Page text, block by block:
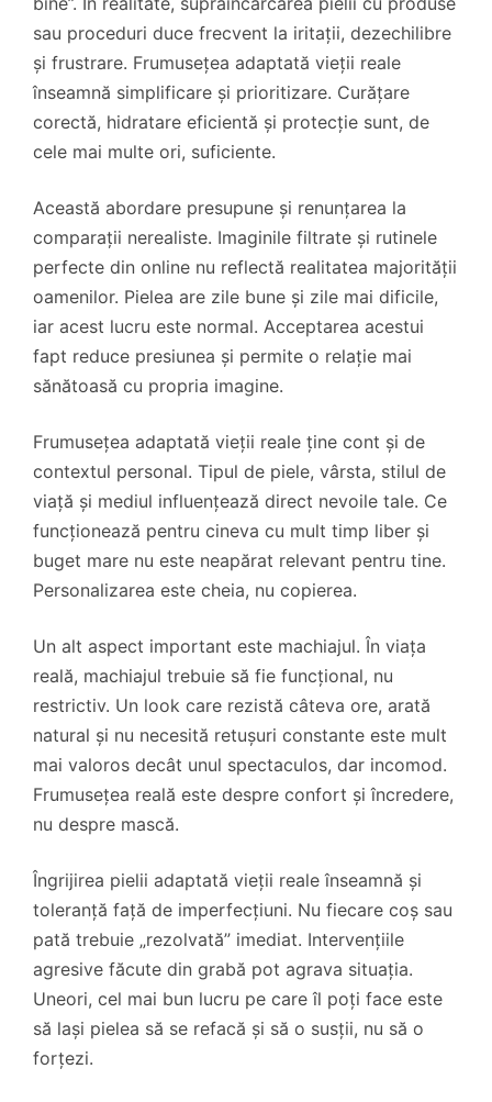
sau proceduri duce frecvent la iritații, dezechilibre
și frustrare. Frumusețea adaptată vieții reale
înseamnă simplificare și prioritizare. Curățare
corectă, hidratare eficientă și protecție sunt, de
cele mai multe ori, suficiente.
Această abordare presupune și renunțarea la
comparații nerealiste. Imaginile filtrate și rutinele
perfecte din online nu reflectă realitatea majorității
oamenilor. Pielea are zile bune și zile mai dificile,
iar acest lucru este normal. Acceptarea acestui
fapt reduce presiunea și permite o relație mai
sănătoasă cu propria imagine.
Frumusețea adaptată vieții reale ține cont și de
contextul personal. Tipul de piele, vârsta, stilul de
viață și mediul influențează direct nevoile tale. Ce
funcționează pentru cineva cu mult timp liber și
buget mare nu este neapărat relevant pentru tine.
Personalizarea este cheia, nu copierea.
Un alt aspect important este machiajul. În viața
reală, machiajul trebuie să fie funcțional, nu
restrictiv. Un look care rezistă câteva ore, arată
natural și nu necesită retușuri constante este mult
mai valoros decât unul spectaculos, dar incomod.
Frumusețea reală este despre confort și încredere,
nu despre mască.
Îngrijirea pielii adaptată vieții reale înseamnă și
toleranță față de imperfecțiuni. Nu fiecare coș sau
pată trebuie „rezolvată” imediat. Intervențiile
agresive făcute din grabă pot agrava situația.
Uneori, cel mai bun lucru pe care îl poți face este
să lași pielea să se refacă și să o susții, nu să o
forțezi.